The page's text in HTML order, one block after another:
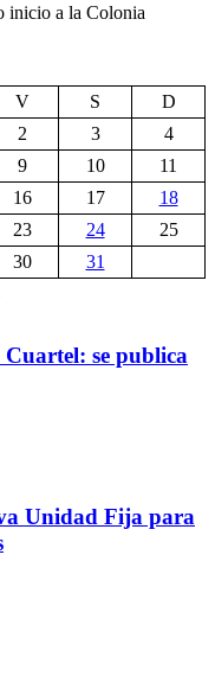
inicio a la Colonia
V S
D
2 3
4
9 10
11
16 17
18
23 24
25
30
31
se publica
Unidad Fija para